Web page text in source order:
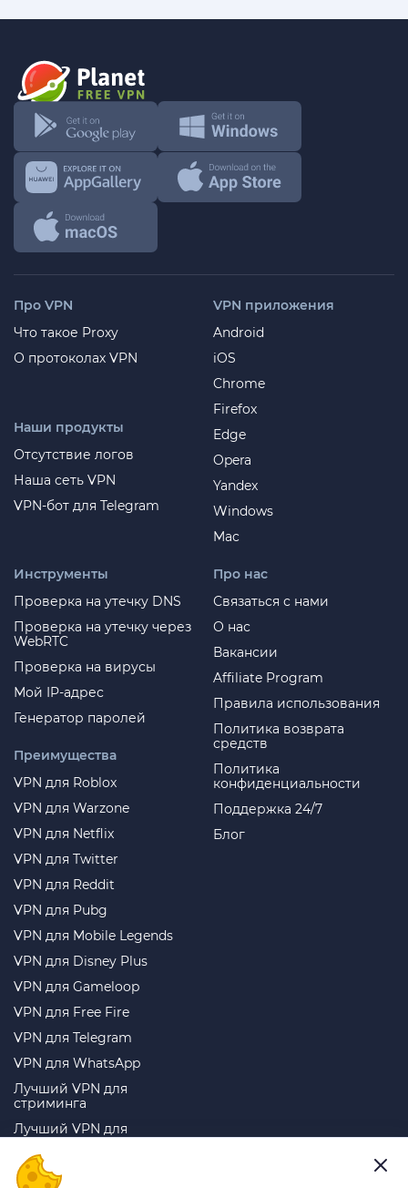
Про VPN
Что такое Proxy
О протоколах VPN
Наши продукты
Отсутствие логов
Наша сеть VPN
VPN-бот для Telegram
VPN приложения
Android
iOS
Chrome
Firefox
Edge
Opera
Yandex
Windows
Mac
Про нас
Связаться с нами
О нас
Вакансии
Affiliate Program
Правила использования
Политика возврата
средств
Политика
конфиденциальности
Поддержка 24/7
Блог
Инструменты
Проверка на утечку DNS
Проверка на утечку через
WebRTC
Проверка на вирусы
Мой IP-адрес
Генератор паролей
Преимущества
VPN для Roblox
VPN для Warzone
VPN для Netflix
VPN для Twitter
VPN для Reddit
VPN для Pubg
VPN для Mobile Legends
VPN для Disney Plus
VPN для Gameloop
VPN для Free Fire
VPN для Telegram
VPN для WhatsApp
Лучший VPN для
стриминга
Лучший VPN для
Лучший VPN для игр